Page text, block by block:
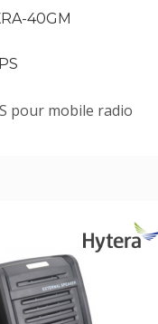
40GM
pour mobile radio